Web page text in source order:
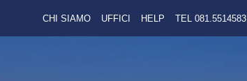
CHI SIAMO UFFICI HELP TEL 081.5514583